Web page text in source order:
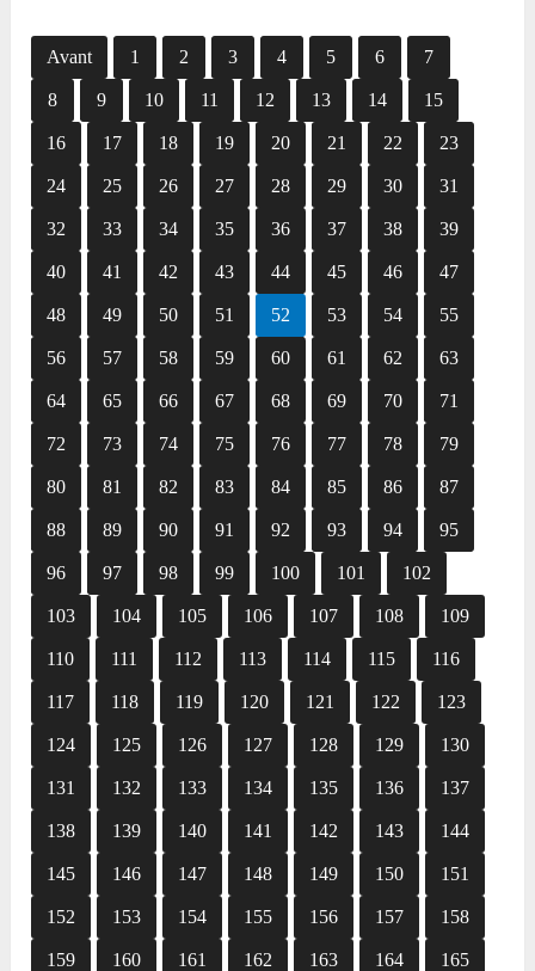
Avant 1 2 3 4 5 6 7
8 9 10 11 12 13 14 15
16 17 18 19 20 21 22 23
24 25 26 27 28 29 30 31
32 33 34 35 36 37 38 39
40 41 42 43 44 45 46 47
48 49 50 51 52 53 54 55
56 57 58 59 60 61 62 63
64 65 66 67 68 69 70 71
72 73 74 75 76 77 78 79
80 81 82 83 84 85 86 87
88 89 90 91 92 93 94 95
96 97 98 99 100 101 102
103 104 105 106 107 108 109
110 111 112 113 114 115 116
117 118 119 120 121 122 123
124 125 126 127 128 129 130
131 132 133 134 135 136 137
138 139 140 141 142 143 144
145 146 147 148 149 150 151
152 153 154 155 156 157 158
159 160 161 162 163 164 165